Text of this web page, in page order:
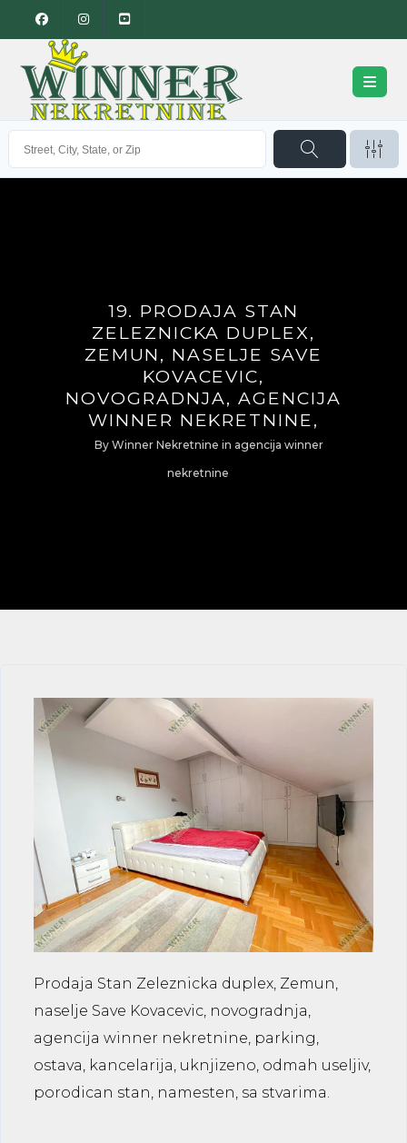
19. PRODAJA STAN
ZELEZNICKA DUPLEX,
ZEMUN, NASELJE SAVE
KOVACEVIC,
NOVOGRADNJA, AGENCIJA
WINNER NEKRETNINE,
By Winner Nekretnine in agencija winner
nekretnine
Prodaja Stan Zeleznicka duplex, Zemun,
naselje Save Kovacevic, novogradnja,
agencija winner nekretnine, parking,
ostava, kancelarija, uknjizeno, odmah useljiv,
porodican stan, namesten, sa stvarima.